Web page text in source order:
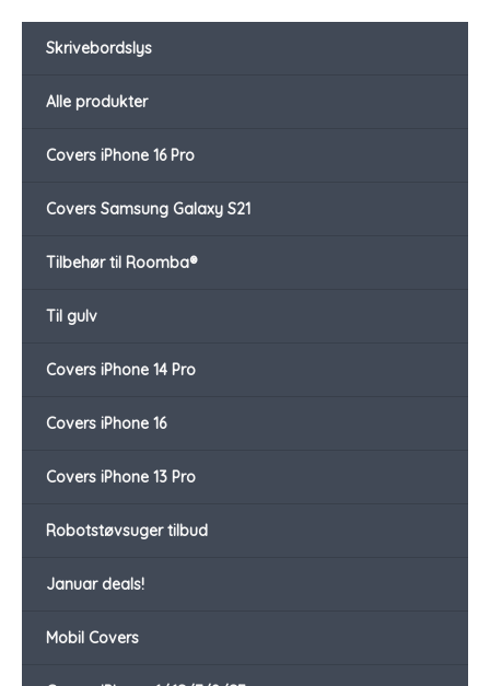
Skrivebordslys
Alle produkter
Covers iPhone 16 Pro
Covers Samsung Galaxy S21
Tilbehør til Roomba®
Til gulv
Covers iPhone 14 Pro
Covers iPhone 16
Covers iPhone 13 Pro
Robotstøvsuger tilbud
Januar deals!
Mobil Covers